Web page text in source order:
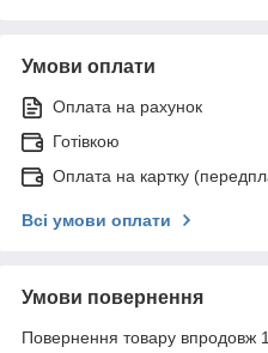
Умови оплати
Оплата на рахунок
Готівкою
Оплата на картку
Всі умови оплати
Умови повернення
Повернення товару впродовж